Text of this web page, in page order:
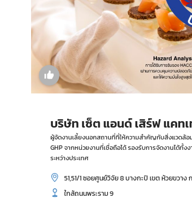
บริษัท เซ็ต แอนด์ เสิร์ฟ แคท
ผู้จัดงานเลี้ยงนอกสถานที่ที่ให้ความสำคัญกับสิ่งแวดล้อ
GHP จากหน่วยงานที่เชื่อถือได้ รองรับการจัดงานได้ทั้
ระหว่างประเทศ
51,51/1 ซอยศูนย์วิจัย 8 บางกะปิ เขต ห้วยขวาง
ใกล้ถนนพระราม 9